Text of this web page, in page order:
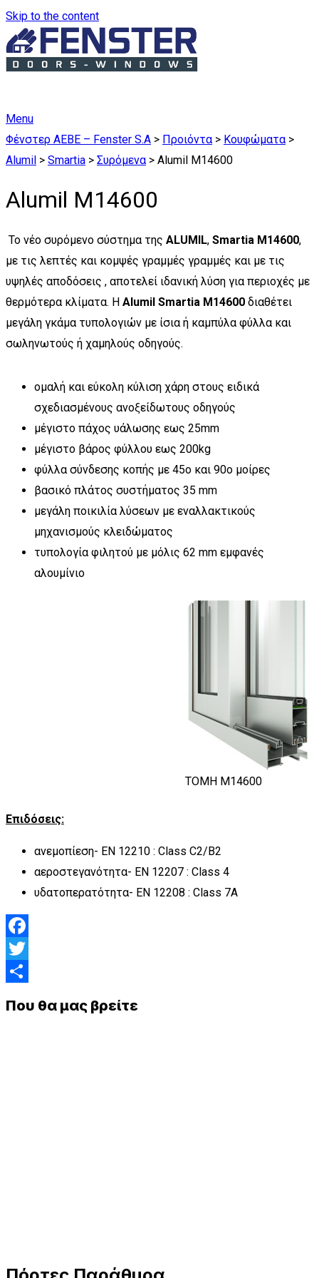
Skip to the content
Menu
Φένστερ ΑΕΒΕ – Fenster S.A > Προιόντα> Κουφώματα>
Alumil > Smartia > Συρόμενα> Alumil M14600
Alumil M14600
Το νέο συρόμενο σύστημα της ALUMIL, Smartia M14600,
με τις λεπτές και κομψές γραμμές γραμμές και με τις
υψηλές αποδόσεις , αποτελεί ιδανική λύση για περιοχές με
θερμότερα κλίματα. Η Alumil Smartia M14600 διαθέτει
μεγάλη γκάμα τυπολογιών με ίσια ή καμπύλα φύλλα και
σωληνωτούς ή χαμηλούς οδηγούς.
οµαλή και εύκολη κύλιση χάρη στους ειδικά
σχεδιασµένους ανοξείδωτους οδηγούς
μέγιστο πάχος υάλωσης εως 25mm
μέγιστο βάρος φύλλου εως 200kg
φύλλα σύνδεσης κοπής με 45ο και 90ο μοίρες
βασικό πλάτος συστήµατος 35 mm
μεγάλη ποικιλία λύσεων µε εναλλακτικούς
µηχανισµούς κλειδώµατος
τυπολογία φιλητού µε µόλις 62 mm εµφανές
αλουµίνιο
TOMH M14600
Επιδόσεις:
ανεμοπίεση- EN 12210 : Class C2/B2
αεροστεγανότητα- EN 12207 : Class 4
υδατοπερατότητα- EN 12208 : Class 7A
Facebook
Twitter
Που θα μας βρείτε